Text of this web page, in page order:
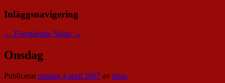
Inläggsnavigering
← Föregående Nästa →
Onsdag
Publiceratonsdag 4 april 2007 av nisse